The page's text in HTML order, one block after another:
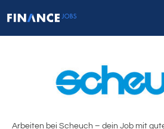
Arbeiten bei Scheuch – dein Job mit